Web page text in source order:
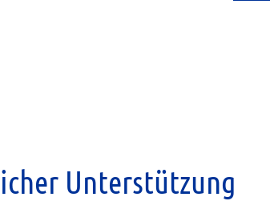
Unterstützung